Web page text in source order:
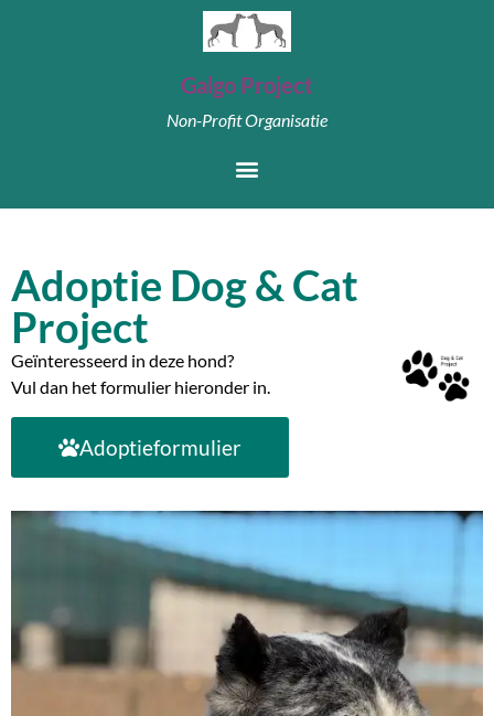
Galgo Project
Non-Profit Organisatie
Adoptie Dog & Cat
Project
Geïnteresseerd in deze hond?
Vul dan het formulier hieronder in.
Adoptieformulier